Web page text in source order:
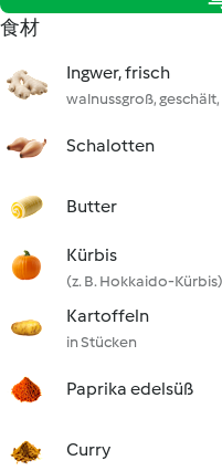
食材
Ingwer, frisch
walnussgroß,
Schalotten
Butter
Kürbis
(z. B. Hokkaido-
Kartoffeln
in Stücken
Paprika edelsüß
Curry